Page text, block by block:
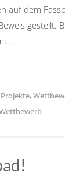
auf dem
gestellt.
Projekte,